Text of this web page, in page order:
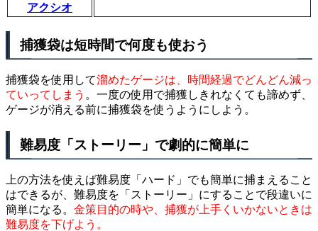
アクシオ
捕獲袋は短時間で何度も使おう
捕獲袋を使用して溜めたゲージは、時間経過でどんどん減っ
ていってしまう 。一度の使用で捕獲しきれなくても諦めず、
ゲージが消える前に捕獲袋を使うようにしよう。
難易度「ストーリー」で劇的に簡単に
上の方法を使えば難易度「ハード」でも簡単に捕まえること
はできるが、難易度を「ストーリー」にすることで段違いに
簡単になる。 金策目的の時や、捕獲が上手くいかないときは
難易度を下げよう。